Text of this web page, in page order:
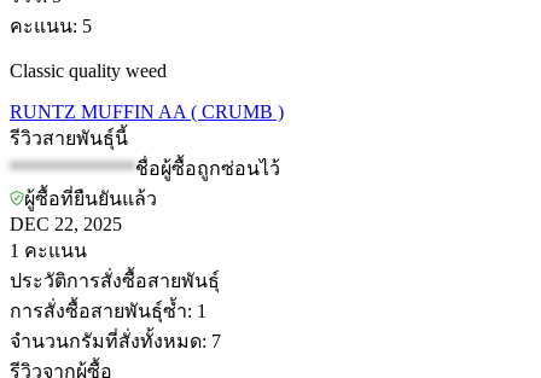
คะแนน: 5
Classic quality weed
RUNTZ MUFFIN AA ( CRUMB )
รีวิวสายพันธุ์นี้
*************ชื่อผู้ซื้อถูกซ่อนไว้
ผู้ซื้อที่ยืนยันแล้ว
DEC 22, 2025
1 คะแนน
ประวัติการสั่งซื้อสายพันธุ์
การสั่งซื้อสายพันธุ์ซ้ำ: 1
จำนวนกรัมที่สั่งทั้งหมด: 7
รีวิวจากผู้ซื้อ